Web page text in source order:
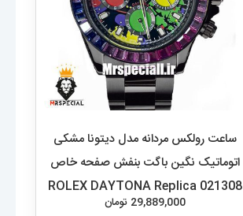
ساعت رولکس مردانه مدل دیتونا مشکی
اتوماتیک نگین باگت بنفش صفحه خاص
021308 ROLEX DAYTONA Replica
29,889,000 تومان